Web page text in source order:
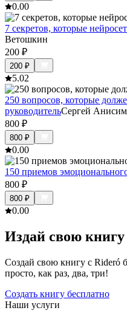
0.00
7 секретов, которые
Ветошкин
200 ₽
200 ₽
5.02
250 вопросов, которые
руководительСергей
800 ₽
800 ₽
0.00
150 приемов
800 ₽
800 ₽
0.00
Издай свою книгу
Создай свою книгу с Rideró
просто, как раз, два, три!
Создать книгу бесплатно
Наши услуги